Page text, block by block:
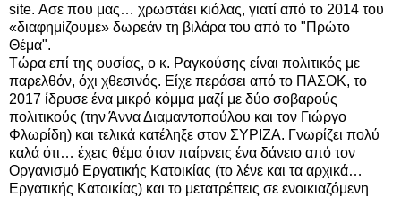
site. Ασε που μας… χρωστάει κιόλας, γιατί από το 2014 του
«διαφημίζουμε» δωρεάν τη βιλάρα του από το "Πρώτο
Θέμα".
Τώρα επί της ουσίας, ο κ. Ραγκούσης είναι πολιτικός με
παρελθόν, όχι χθεσινός. Είχε περάσει από το ΠΑΣΟΚ, το
2017 ίδρυσε ένα μικρό κόμμα μαζί με δύο σοβαρούς
πολιτικούς (την Άννα Διαμαντοπούλου και τον Γιώργο
Φλωρίδη) και τελικά κατέληξε στον ΣΥΡΙΖΑ. Γνωρίζει πολύ
καλά ότι… έχεις θέμα όταν παίρνεις ένα δάνειο από τον
Οργανισμό Εργατικής Κατοικίας (το λένε και τα αρχικά…
Εργατικής Κατοικίας) και το μετατρέπεις σε ενοικιαζόμενη